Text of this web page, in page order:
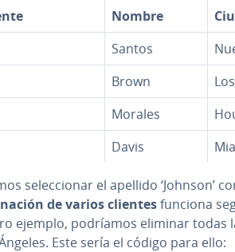
Nombre
Santos
Brown
Morales
Davis
se­le­c­cio­nar el apellido ‘Johnson’
de varios clientesfunciona
ejemplo, podríamos eliminar todas
Este sería el código para ello: